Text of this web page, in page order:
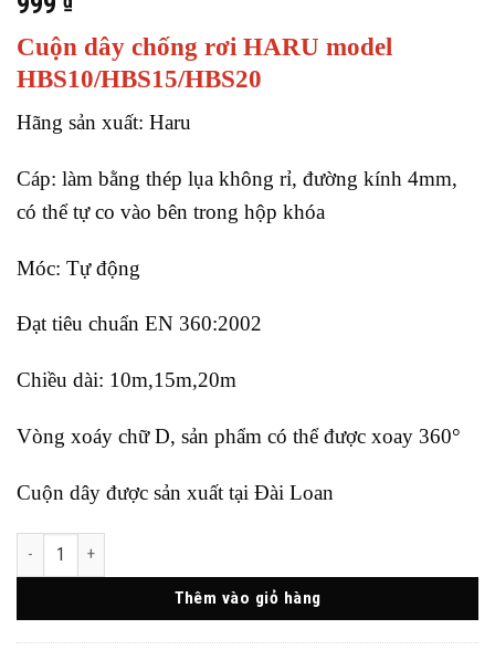
Cuộn dây chống rơi HARU model
HBS10/HBS15/HBS20
Hãng sản xuất: Haru
Cáp: làm bằng thép lụa không rỉ, đường kính 4mm,
có thể tự co vào bên trong hộp khóa
Móc: Tự động
Đạt tiêu chuẩn EN 360:2002
Chiều dài: 10m,15m,20m
Vòng xoáy chữ D, sản phẩm có thể được xoay 360°
Cuộn dây được sản xuất tại Đài Loan
CUỘN DÂY CHỐNG RƠI HARU MODEL HBS10/HBS15/HBS20 CHẤT
Thêm vào giỏ hàng